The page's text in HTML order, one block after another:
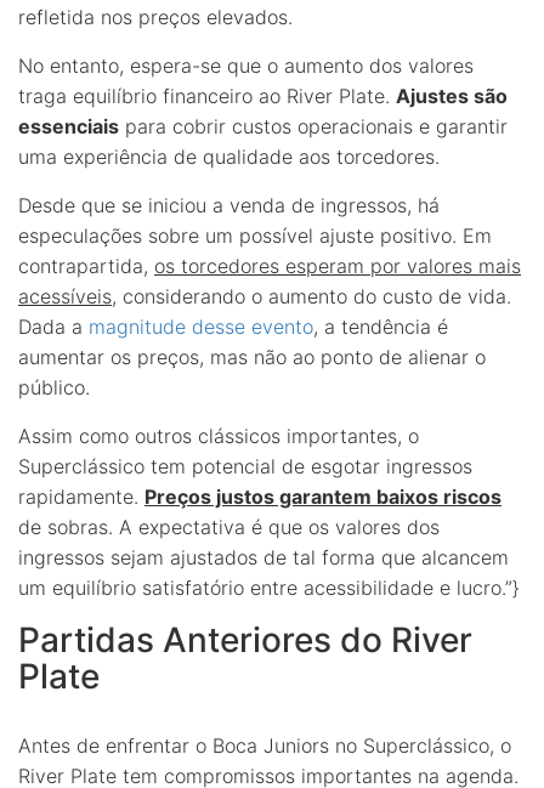
refletida nos preços elevados.
No entanto, espera-se que o aumento dos valores
traga equilíbrio financeiro ao River Plate. Ajustes são
essenciais para cobrir custos operacionais e garantir
uma experiência de qualidade aos torcedores.
Desde que se iniciou a venda de ingressos, há
especulações sobre um possível ajuste positivo. Em
contrapartida, os torcedores esperam por valores mais
acessíveis, considerando o aumento do custo de vida.
Dada a magnitude desse evento, a tendência é
aumentar os preços, mas não ao ponto de alienar o
público.
Assim como outros clássicos importantes, o
Superclássico tem potencial de esgotar ingressos
rapidamente. Preços justos garantem baixos riscos
de sobras. A expectativa é que os valores dos
ingressos sejam ajustados de tal forma que alcancem
um equilíbrio satisfatório entre acessibilidade e lucro.”}
Partidas Anteriores do River
Plate
Antes de enfrentar o Boca Juniors no Superclássico, o
River Plate tem compromissos importantes na agenda.